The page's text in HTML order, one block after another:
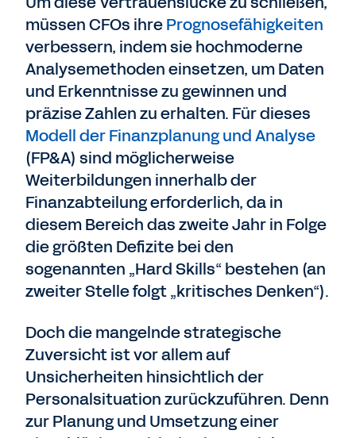
müssen CFOs ihrePrognosefähigkeiten
verbessern, indem sie hochmoderne
Analysemethoden einsetzen, um Daten
und Erkenntnisse zu gewinnen und
präzise Zahlen zu erhalten. Für dieses
Modell der Finanzplanung und Analyse
(FP&A) sind möglicherweise
Weiterbildungen innerhalb der
Finanzabteilung erforderlich, da in
diesem Bereich das zweite Jahr in Folge
die größten Defizite bei den
sogenannten „Hard Skills“ bestehen (an
zweiter Stelle folgt „kritisches Denken“).
Doch die mangelnde strategische
Zuversicht ist vor allem auf
Unsicherheiten hinsichtlich der
Personalsituation zurückzuführen. Denn
zur Planung und Umsetzung einer